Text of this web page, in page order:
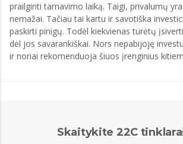
prailginti tarnavimo laiką. Taigi, privalumų
nemažai. Tačiau tai kartu ir savotiška
paskirti pinigų. Todėl kiekvienas turėtų
dėl jos savarankiškai. Nors nepabijoję
ir noriai rekomenduoja šiuos įrenginius
Skaitykite 22C